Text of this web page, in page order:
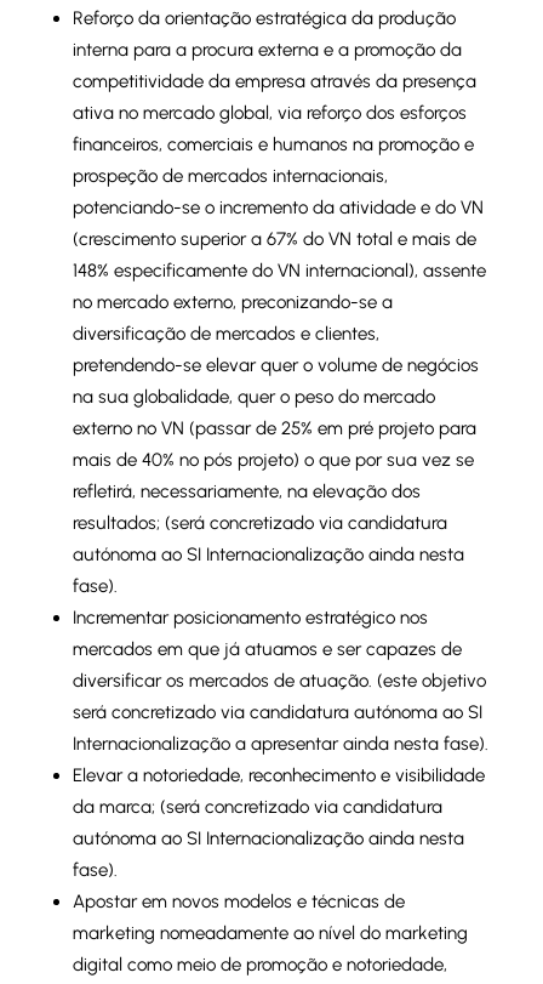
Reforço da orientação estratégica da produção
interna para a procura externa e a promoção da
competitividade da empresa através da presença
ativa no mercado global, via reforço dos esforços
financeiros, comerciais e humanos na promoção e
prospeção de mercados internacionais,
potenciando-se o incremento da atividade e do VN
(crescimento superior a 67% do VN total e mais de
148% especificamente do VN internacional), assente
no mercado externo, preconizando-se a
diversificação de mercados e clientes,
pretendendo-se elevar quer o volume de negócios
na sua globalidade, quer o peso do mercado
externo no VN (passar de 25% em pré projeto para
mais de 40% no pós projeto) o que por sua vez se
refletirá, necessariamente, na elevação dos
resultados; (será concretizado via candidatura
autónoma ao SI Internacionalização ainda nesta
fase).
Incrementar posicionamento estratégico nos
mercados em que já atuamos e ser capazes de
diversificar os mercados de atuação. (este objetivo
será concretizado via candidatura autónoma ao SI
Internacionalização a apresentar ainda nesta fase).
Elevar a notoriedade, reconhecimento e visibilidade
da marca; (será concretizado via candidatura
autónoma ao SI Internacionalização ainda nesta
fase).
Apostar em novos modelos e técnicas de
marketing nomeadamente ao nível do marketing
digital como meio de promoção e notoriedade,